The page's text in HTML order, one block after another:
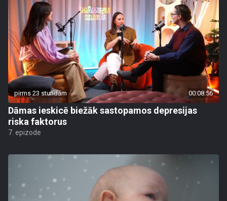
pirms 23 stundām 00:08:56
Dāmas ieskicē biežāk sastopamos depresijas
riska faktorus
7. epizode